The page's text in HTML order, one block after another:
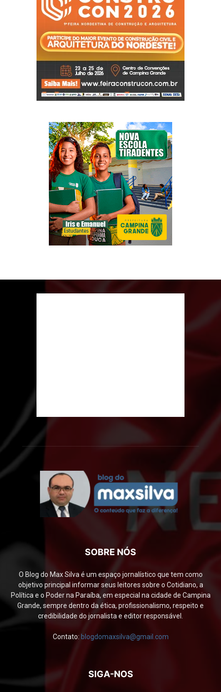
SOBRE NÓS
O Blog do Max Silva é um espaço jornalístico que tem como
objetivo principal informar seus leitores sobre o Cotidiano, a
Política e o Poder na Paraíba, em especial na cidade de Campina
Grande, sempre dentro da ética, profissionalismo, respeito e
credibilidade do jornalista e editor responsável.
Contato: blogdomaxsilva@gmail.com
SIGA-NOS